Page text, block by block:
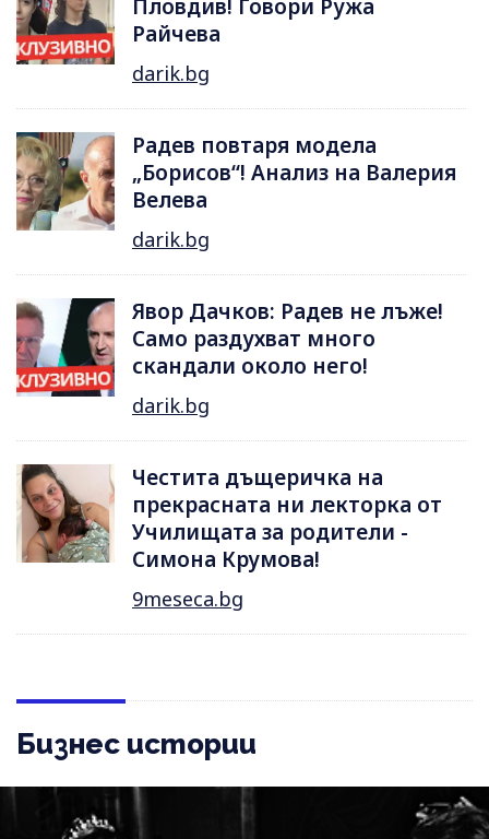
Пловдив! Говори Ружа
Райчева
darik.bg
Радев повтаря модела
„Борисов“! Анализ на Валерия
Велева
darik.bg
Явор Дачков: Радев не лъже!
Само раздухват много
скандали около него!
darik.bg
Честита дъщеричка на
прекрасната ни лекторка от
Училищата за родители -
Симона Крумова!
9meseca.bg
Бизнес истории